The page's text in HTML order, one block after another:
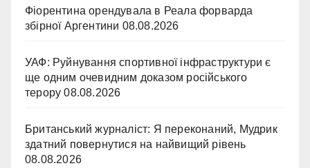
Фіорентина орендувала в Реала форварда
збірної Аргентини 08.08.2026
УАФ: Руйнування спортивної інфраструктури є
ще одним очевидним доказом російського
терору 08.08.2026
Британський журналіст: Я переконаний, Мудрик
здатний повернутися на найвищий рівень
08.08.2026